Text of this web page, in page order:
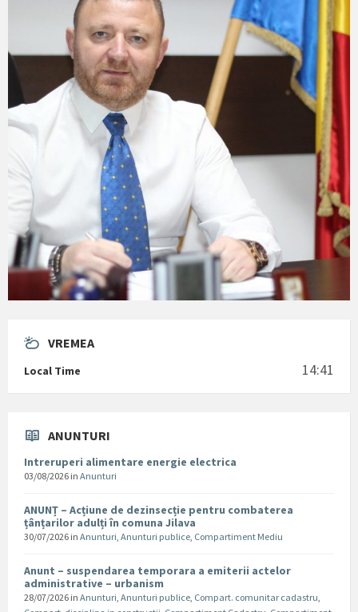
VREMEA
Local Time 14:41
ANUNTURI
Intreruperi alimentare energie electrica
03/08/2026 in Anunturi
ANUNȚ – Acțiune de dezinsecție pentru combaterea
țânțarilor adulți în comuna Jilava
30/07/2026 in Anunturi, Anunturi publice, Compartiment Mediu
Anunt – suspendarea temporara a emiterii actelor
administrative – urbanism
28/07/2026 in Anunturi, Anunturi publice, Compart. comunitar cadastru,